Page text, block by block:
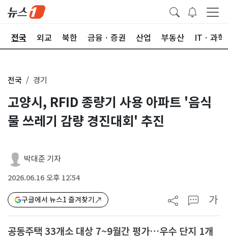
전국 외교 북한 금융ㆍ증권 산업 부동산 ITㆍ과학
전국 경기
고양시, RFID 종량기 사용 아파트 '음식
물 쓰레기 감량 경진대회' 추진
박대준 기자
2026.06.16 오후 12:54
구글에서 뉴스1 즐겨찾기 가
공동주택 33개소 대상 7~9월간 평가…우수 단지 1개